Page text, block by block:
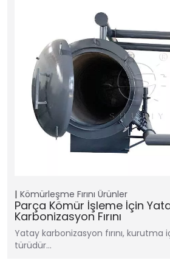
Kömürleşme Fırını Ürünler
Parça Kömür İşleme İçin
Karbonizasyon Fırını
Yatay karbonizasyon fırını, kurutma
türüdür...